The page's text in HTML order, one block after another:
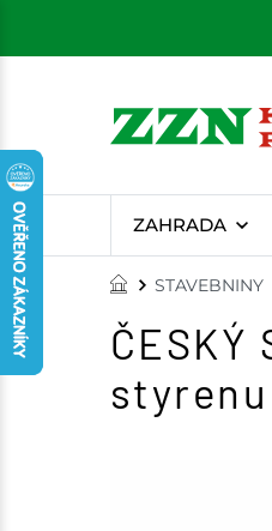
ZAHRADA
STAVEBNINY